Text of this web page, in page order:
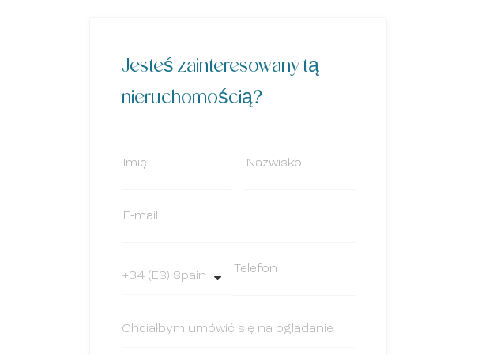
Jesteś zainteresowany tą
nieruchomością?